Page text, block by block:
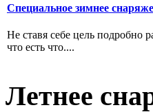
Специальное зимнее
Не ставя себе цель подробно
что есть что....
Летнее